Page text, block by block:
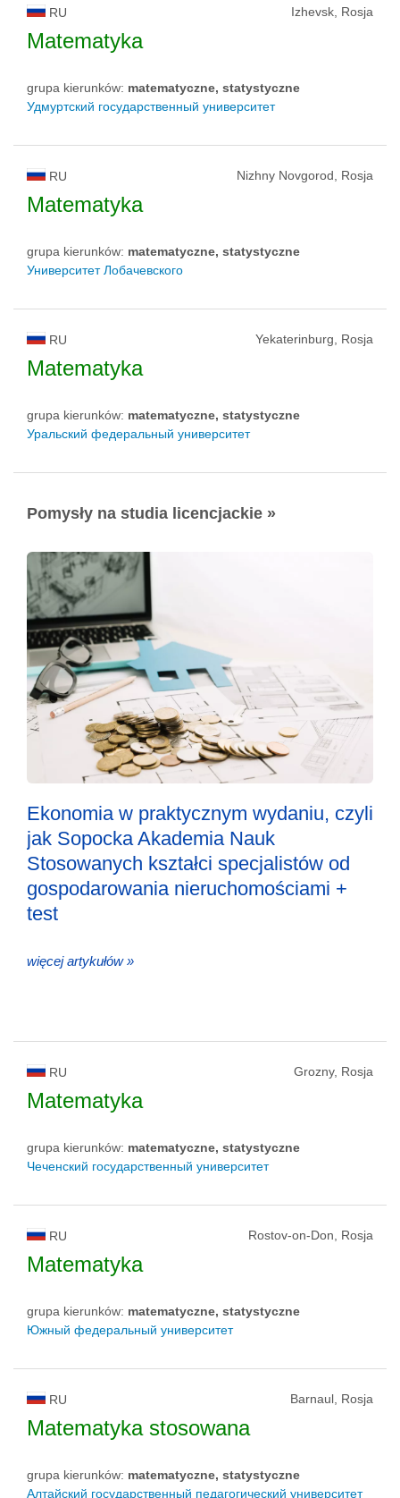
RU Izhevsk, Rosja
Matematyka
grupa kierunków: matematyczne, statystyczne
Удмуртский государственный университет
RU Nizhny Novgorod, Rosja
Matematyka
grupa kierunków: matematyczne, statystyczne
Университет Лобачевского
RU Yekaterinburg, Rosja
Matematyka
grupa kierunków: matematyczne, statystyczne
Уральский федеральный университет
Pomysły na studia licencjackie »
Ekonomia w praktycznym wydaniu, czyli
jak Sopocka Akademia Nauk
Stosowanych kształci specjalistów od
gospodarowania nieruchomościami +
test
więcej artykułów »
RU Grozny, Rosja
Matematyka
grupa kierunków: matematyczne, statystyczne
Чеченский государственный университет
RU Rostov-on-Don, Rosja
Matematyka
grupa kierunków: matematyczne, statystyczne
Южный федеральный университет
RU Barnaul, Rosja
Matematyka stosowana
grupa kierunków: matematyczne, statystyczne
Алтайский государственный педагогический университет